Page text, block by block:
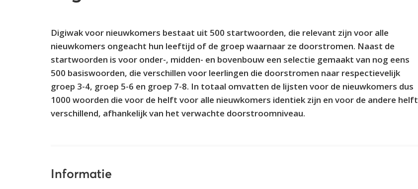
Digiwak voor nieuwkomers bestaat uit 500 startwoorden, die relevant zijn voor alle
nieuwkomers ongeacht hun leeftijd of de groep waarnaar ze doorstromen. Naast de
startwoorden is voor onder-, midden- en bovenbouw een selectie gemaakt van nog eens
500 basiswoorden, die verschillen voor leerlingen die doorstromen naar respectievelijk
groep 3-4, groep 5-6 en groep 7-8. In totaal omvatten de lijsten voor de nieuwkomers dus
1000 woorden die voor de helft voor alle nieuwkomers identiek zijn en voor de andere helft
verschillend, afhankelijk van het verwachte doorstroomniveau.
Informatie